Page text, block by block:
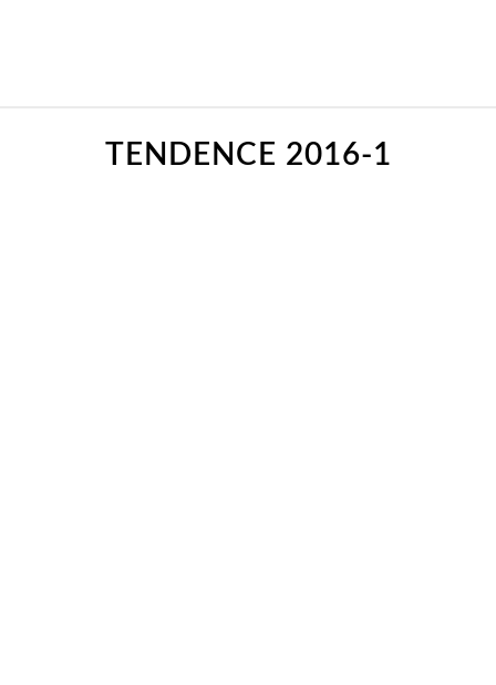
TENDENCE 2016-1